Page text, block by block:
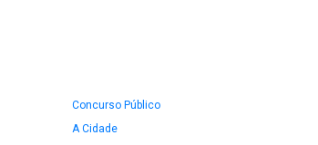
Concurso Público
A Cidade